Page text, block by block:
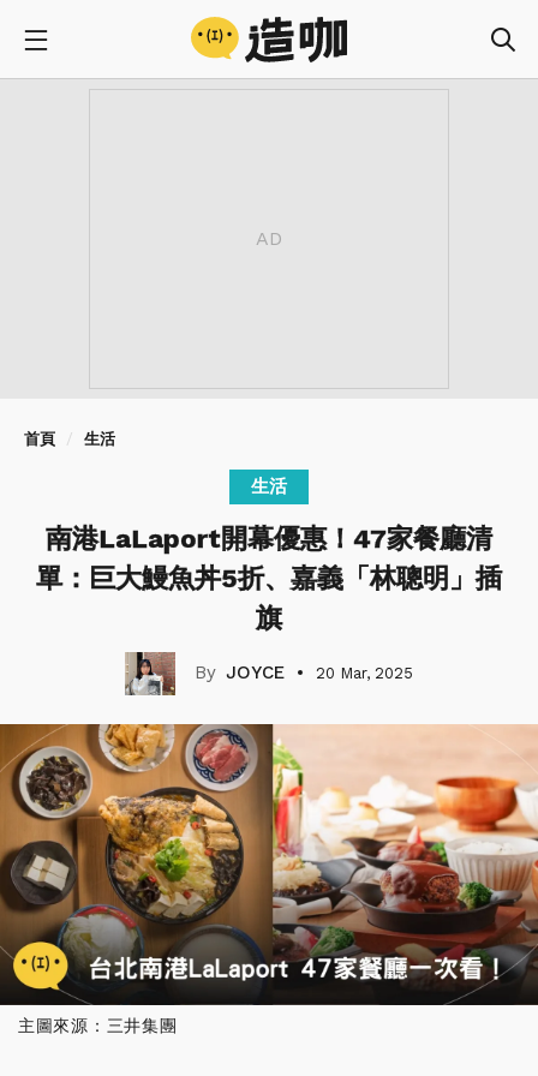
首頁 生活
生活
南港LaLaport開幕優惠！47家餐廳清
單：巨大鰻魚丼5折、嘉義「林聰明」插
旗
JOYCE 20 Mar, 2025
主圖來源：三井集團